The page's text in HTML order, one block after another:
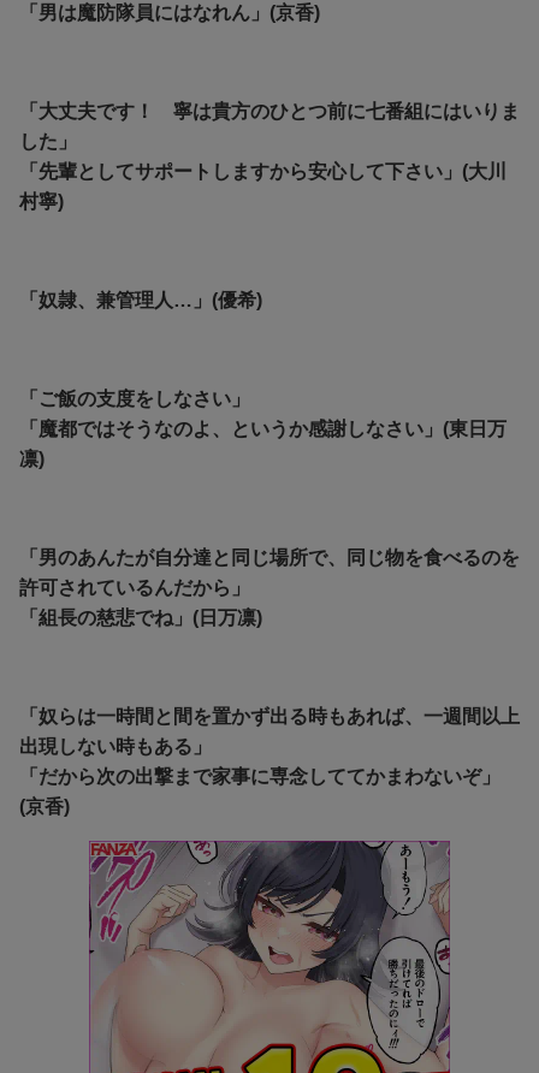
「男は魔防隊員にはなれん」(京香)
「大丈夫です！ 寧は貴方のひとつ前に七番組にはいりま
した」
「先輩としてサポートしますから安心して下さい」(大川
村寧)
「奴隷、兼管理人…」(優希)
「ご飯の支度をしなさい」
「魔都ではそうなのよ、というか感謝しなさい」(東日万
凛)
「男のあんたが自分達と同じ場所で、同じ物を食べるのを
許可されているんだから」
「 組長の慈悲でね」(日万凛)
「奴らは一時間と間を置かず出る時もあれば、一週間以上
出現しない時もある」
「だから次の出撃まで家事に専念しててかまわないぞ」
(京香)